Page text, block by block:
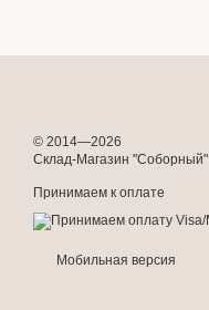
© 2014—2026
Склад-Магазин "Соборный"
Принимаем к оплате
Мобильная версия